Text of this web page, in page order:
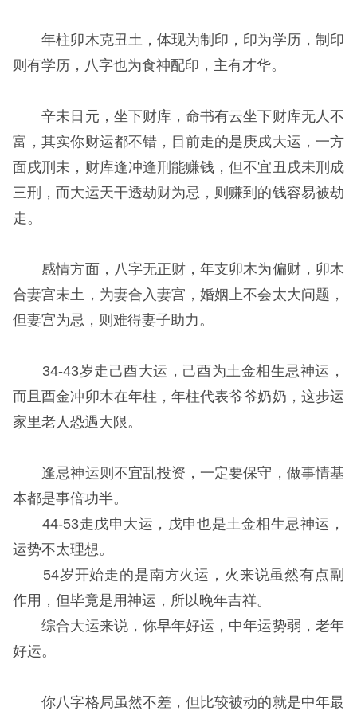
年柱卯木克丑土，体现为制印，印为学历，制印
则有学历，八字也为食神配印，主有才华。
辛未日元，坐下财库，命书有云坐下财库无人不
富，其实你财运都不错，目前走的是庚戌大运，一方
面戌刑未，财库逢冲逢刑能赚钱，但不宜丑戌未刑成
三刑，而大运天干透劫财为忌，则赚到的钱容易被劫
走。
感情方面，八字无正财，年支卯木为偏财，卯木
合妻宫未土，为妻合入妻宫，婚姻上不会太大问题，
但妻宫为忌，则难得妻子助力。
34-43岁走己酉大运，己酉为土金相生忌神运，
而且酉金冲卯木在年柱，年柱代表爷爷奶奶，这步运
家里老人恐遇大限。
逢忌神运则不宜乱投资，一定要保守，做事情基
本都是事倍功半。
44-53走戊申大运，戊申也是土金相生忌神运，
运势不太理想。
54岁开始走的是南方火运，火来说虽然有点副
作用，但毕竟是用神运，所以晚年吉祥。
综合大运来说，你早年好运，中年运势弱，老年
好运。
你八字格局虽然不差，但比较被动的就是中年最